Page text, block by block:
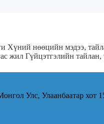
Хүний нөөцийн мэдээ,
жил Гүйцэтгэлийн
Улс, Улаанбаатар хот